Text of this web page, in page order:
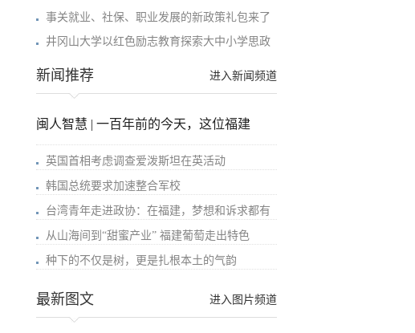
事关就业、社保、职业发展的新政策礼包来了
井冈山大学以红色励志教育探索大中小学思政
进入新闻频道
新闻推荐
闽人智慧 | 一百年前的今天，这位福建
英国首相考虑调查爱泼斯坦在英活动
韩国总统要求加速整合军校
台湾青年走进政协：在福建，梦想和诉求都有
从山海间到“甜蜜产业” 福建葡萄走出特色
种下的不仅是树，更是扎根本土的气韵
进入图片频道
最新图文